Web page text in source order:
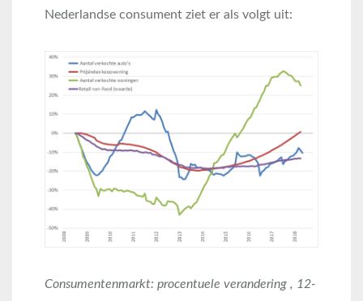
Nederlandse consument ziet er als volgt uit:
Consumentenmarkt: procentuele verandering , 12-